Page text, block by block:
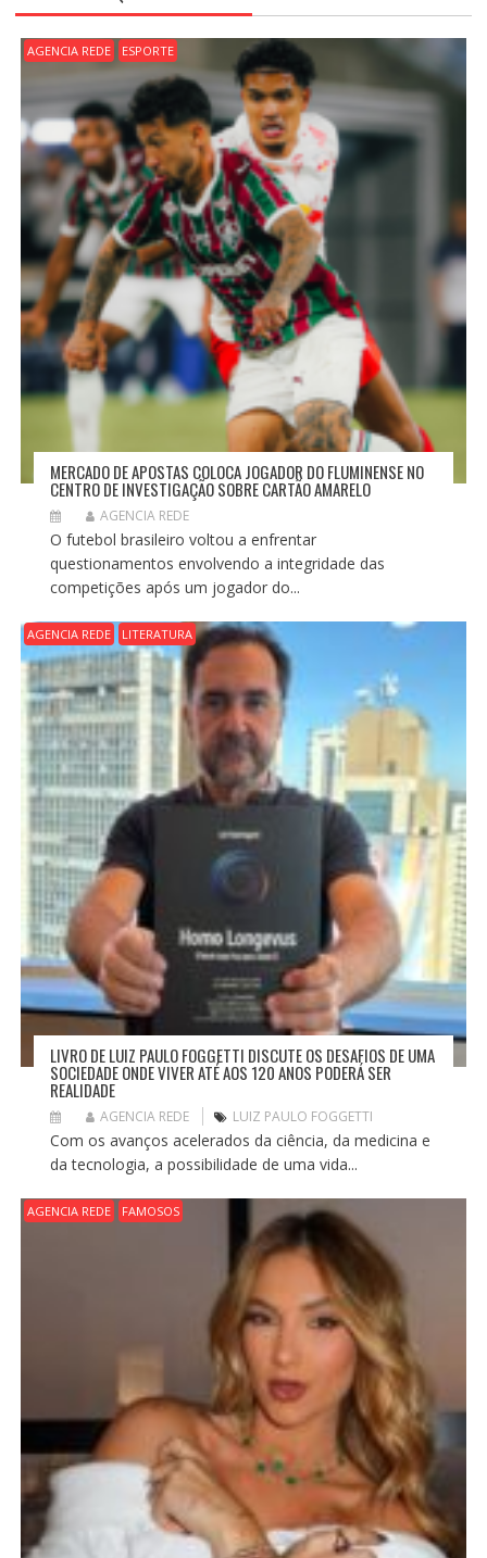
O
D
O
S
T
AGENCIA REDE ESPORTE
MERCADO DE APOSTAS COLOCA JOGADOR DO FLUMINENSE NO
CENTRO DE INVESTIGAÇÃO SOBRE CARTÃO AMARELO
AGENCIA REDE
O futebol brasileiro voltou a enfrentar
questionamentos envolvendo a integridade das
competições após um jogador do...
AGENCIA REDE LITERATURA
LIVRO DE LUIZ PAULO FOGGETTI DISCUTE OS DESAFIOS DE UMA
SOCIEDADE ONDE VIVER ATÉ AOS 120 ANOS PODERÁ SER
REALIDADE
AGENCIA REDE LUIZ PAULO FOGGETTI
Com os avanços acelerados da ciência, da medicina e
da tecnologia, a possibilidade de uma vida...
AGENCIA REDE FAMOSOS